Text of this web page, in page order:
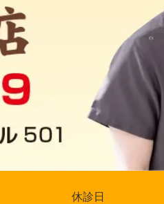
休診日